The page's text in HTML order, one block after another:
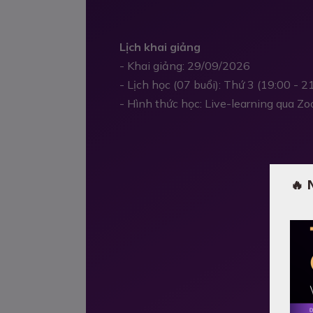
Lịch khai giảng
- Khai giảng: 29/09/2026
- Lịch học (07 buổi): Thứ 3 (19:00 -
- Hình thức học: Live-learning qua
🔥